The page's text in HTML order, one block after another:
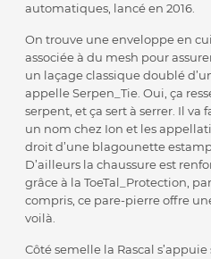
automatiques, lancé en 2016.
On trouve une enveloppe en
associée à du mesh pour
un laçage classique doublé
appelle Serpen_Tie. Oui, ça
serpent, et ça sert à serrer. Il
un nom chez Ion et les
droit d’une blagounette
D’ailleurs la chaussure est
grâce à la ToeTal_Protection,
compris, ce pare-pierre offre
voilà.
Côté semelle la Rascal